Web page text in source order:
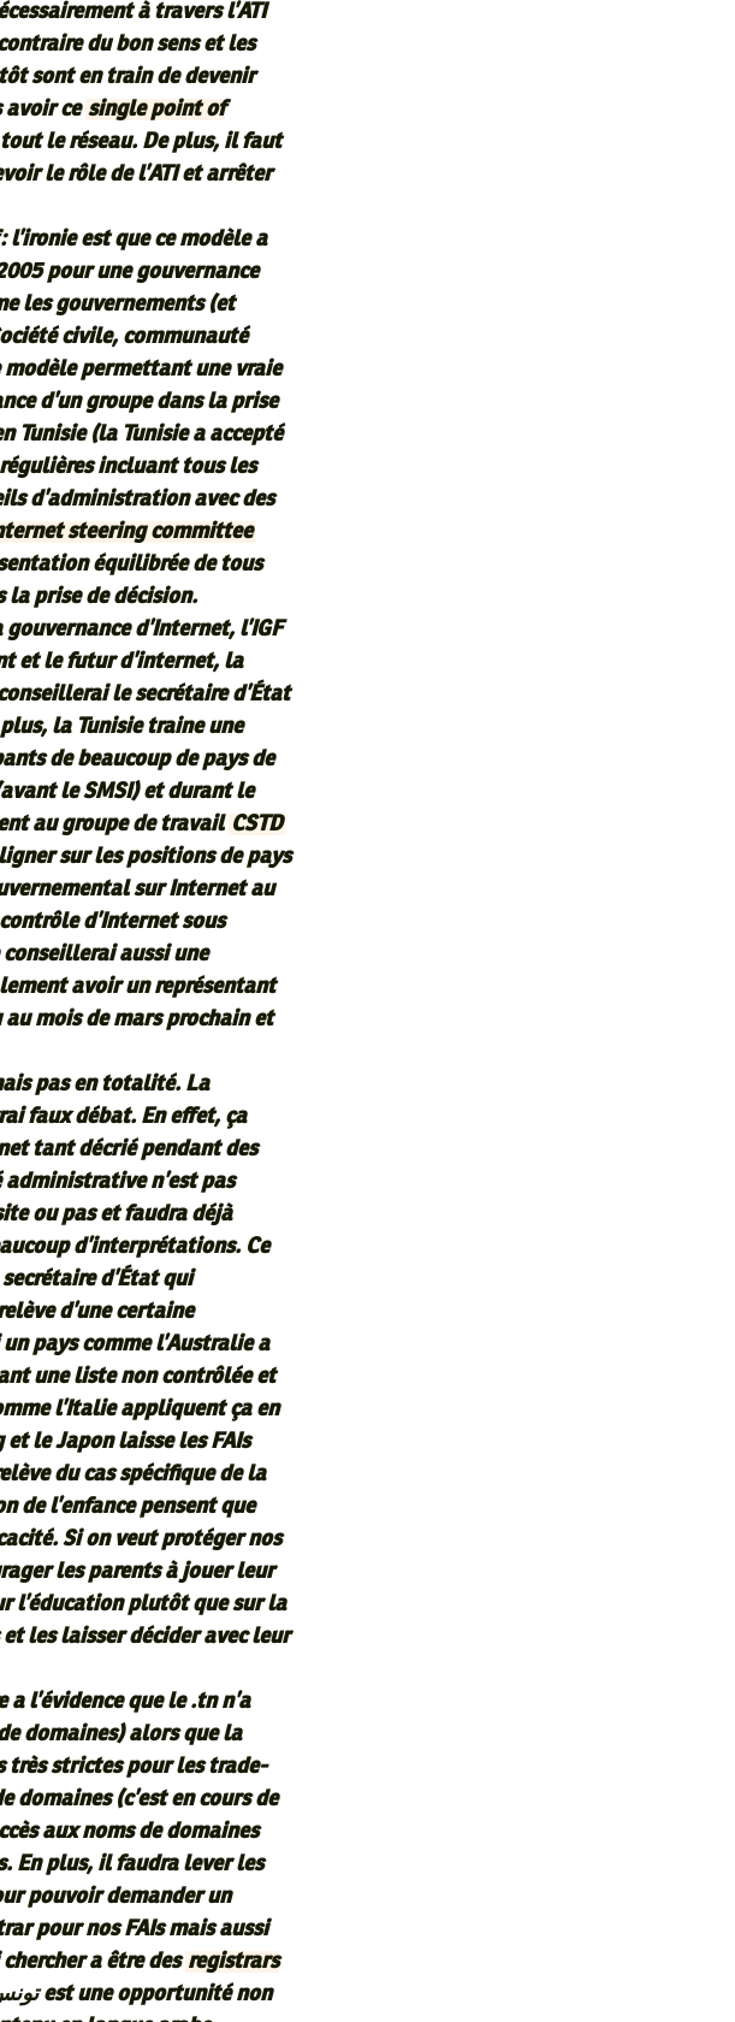
à travers l’ATI
du bon sens et les
sont en train de devenir
avoir ce single point of
le réseau. De plus, il faut
le rôle de l’ATI et arrêter
: l’ironie est que ce modèle a
pour une gouvernance
les gouvernements (et
civile, communauté
modèle permettant une vraie
d’un groupe dans la prise
Tunisie (la Tunisie a accepté
incluant tous les
d’administration avec des
steering committee
équilibrée de tous
la prise de décision.
d’Internet, l’IGF
et le futur d’internet, la
le secrétaire d’État
la Tunisie traine une
de beaucoup de pays de
le SMSI) et durant le
au groupe de travail CSTD
sur les positions de pays
sur Internet au
d’Internet sous
aussi une
avoir un représentant
au mois de mars prochain et
pas en totalité. La
faux débat. En effet, ça
tant décrié pendant des
n’est pas
ou pas et faudra déjà
d’interprétations. Ce
d’État qui
d’une certaine
pays comme l’Australie a
une liste non contrôlée et
l’Italie appliquent ça en
le Japon laisse les FAIs
du cas spécifique de la
de l’enfance pensent que
Si on veut protéger nos
les parents à jouer leur
l’éducation plutôt que sur la
les laisser décider avec leur
domaines) alors que la
très strictes pour les trade-
(c’est en cours de
aux noms de domaines
En plus, il faudra lever les
pouvoir demander un
pour nos FAIs mais aussi
a être des registrars